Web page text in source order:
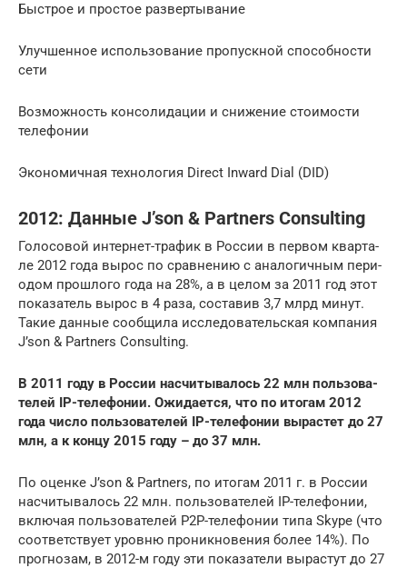
Быстрое и простое развертывание
Улучшенное использование пропускной способности
сети
Возможность консолидации и снижение стоимости
телефонии
Экономичная технология Direct Inward Dial (DID)
2012: Данные J’son & Partners Consulting
Го­ло­со­вой ин­тер­нет-тра­фик в Рос­сии в пер­вом квар­та­
ле 2012 года вырос по срав­не­нию с ана­ло­гич­ным пе­ри­
о­дом про­шло­го года на 28%, а в целом за 2011 год этот
по­ка­за­тель вырос в 4 раза, со­ста­вив 3,7 млрд минут.
Такие дан­ные со­об­щи­ла ис­сле­до­ва­тель­ская ком­па­ния
J’son & Partners Consulting.
В 2011 году в Рос­сии на­счи­ты­ва­лось 22 млн поль­зо­ва­
те­лей IP-те­ле­фо­нии. Ожи­да­ет­ся, что по ито­гам 2012
года число поль­зо­ва­те­лей IP-те­ле­фо­нии вы­рас­тет до 27
млн, а к концу 2015 году – до 37 млн.
По оценке J’son & Partners, по итогам 2011 г. в России
насчитывалось 22 млн. пользователей IP-телефонии,
включая пользователей P2P-телефонии типа Skype (что
соответствует уровню проникновения более 14%). По
прогнозам, в 2012-м году эти показатели вырастут до 27